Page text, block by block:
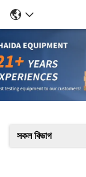
সকল বিভাগ